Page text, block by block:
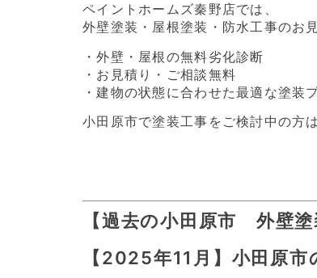
ペイントホームズ秦野店では、
外壁塗装・屋根塗装・防水工事のお
・外壁・屋根の無料劣化診断
・お見積り・ご相談無料
・建物の状態に合わせた最適な塗装
小田原市で塗装工事をご検討中の方
【過去の小田原市 外壁塗
【2025年11月】小田原